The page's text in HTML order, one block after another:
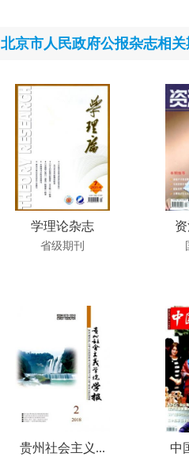
北京市人民政府公报杂志相关
学理论杂志
省级期刊
贵州社会主义... 中